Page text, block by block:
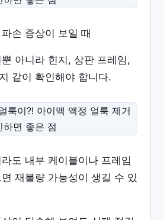
손 증상이 보일 때
아니라 힌지, 상판 프레임,
같이 확인해야 합니다.
도 내부 케이블이나 프레임
재불량 가능성이 생길 수 있